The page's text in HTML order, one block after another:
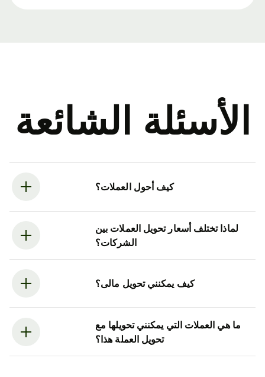
الأسئلة الشائعة
كيف أحول العملات؟
لماذا تختلف أسعار تحويل العملات بين
الشركات؟
كيف يمكنني تحويل مالى؟
ما هي العملات التي يمكنني تحويلها مع
تحويل العملة هذا؟